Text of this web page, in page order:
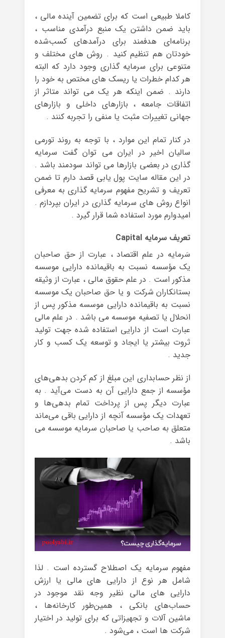
کاملا طبیعی است که برای تضمین آینده مالی ،
باید ضمن داشتن یک منبع درآمدی مناسب ،
برنامه‌ای هدفمند برای درآمدهای کسب‌شده
خودتان هم تنظیم کنید . روش های مختلف و
متنوعی برای سرمایه گذاری وجود دارد که البته
هر کدام خطرات یا ریسک های مختص به خود را
دارند . ضمن اینکه هر یک می تواند متاثر از
اتفاقات جامعه ، بازارهای داخلی و بازارهای
جهانی تغییرات مثبت یا منفی را تجربه کنند .
در کنار تمام این موارد ، با توجه به روند تورمی
سالیان اخیر در ایران می توان گفت سرمایه
گذاری در بعضی بازارها می تواند سودمند باشد .
در این مقاله سایت پول یابی قصد دارم تا ضمن
تعریف و تشریح مفهوم سرمایه گذاری به معرفی
انواع روش های سرمایه گذاری در ایران بپردازم .
امیدوارم مورد استفاده شما قرار گیرد .
تعریف سرمایه Capital
سَرمایه در علم اقتصاد ، عبارت از حق صاحبان
یک مؤسسه نسبت به باقیمانده دارایی موسسه
مذکور است . در علم حقوق مالی ، عبارت از وثیقه
بستانکاران شرکت و یا حق صاحبان یک موسسه
نسبت به باقیمانده دارایی موسسه مذکور پس از
انحلال یا تصفیه موسسه می باشد . در علم مالی
عبارت است از دارایی استفاده شده جهت تولید
ثروت بیشتر یا ایجاد و توسعه یک کسب و کار
جدید .
از نظر حسابداری این مبلغ از کم کردن بدهی‌های
مؤسسه از جمع دارایی آن به دست می‌آید . به
عبارت دیگر پس از پرداخت تمام بدهی‌ها و
تعهدات یک مؤسسه آنچه از دارایی باقی می‌ماند
متعلق به صاحب یا صاحبان سرمایه موسسه می
باشد .
مفهوم سرمایه یک اصطلاح گسترده است . لذا
شامل هر نوع از دارایی های مالی یا ارزش
دارایی های مالی نظیر وجه نقد موجود در
حساب‌های بانکی ، همین‌طور کارخانه‌ها ،
ماشین آلات و تجهیزاتی که برای تولید در اختیار
شرکت ها است ، می‌شود .